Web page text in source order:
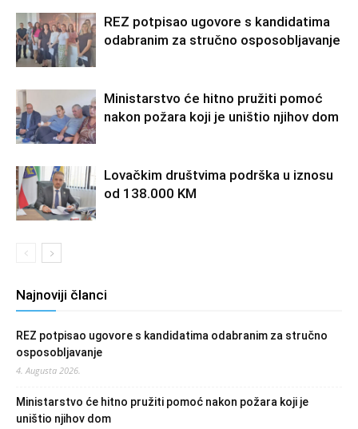
REZ potpisao ugovore s kandidatima
odabranim za stručno osposobljavanje
Ministarstvo će hitno pružiti pomoć
nakon požara koji je uništio njihov dom
Lovačkim društvima podrška u iznosu
od 138.000 KM
Najnoviji članci
REZ potpisao ugovore s kandidatima odabranim za stručno
osposobljavanje
4. Augusta 2026.
Ministarstvo će hitno pružiti pomoć nakon požara koji je
uništio njihov dom